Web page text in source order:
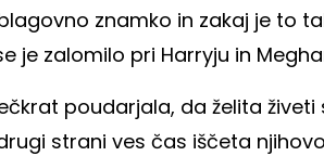
znamko in zakaj je to
je zalomilo pri Harryju in
poudarjala, da želita
strani ves čas iščeta